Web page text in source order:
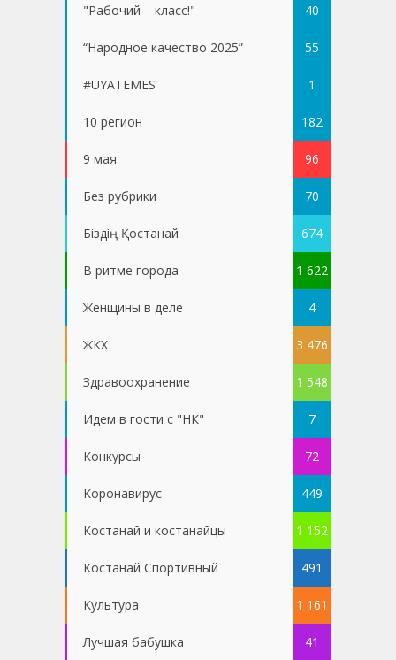
"Рабочий – класс!" 40
“Народное качество 2025” 55
#UYATEMES 1
10 регион 182
9 мая 96
Без рубрики 70
Біздің Қостанай 674
В ритме города 1 622
Женщины в деле 4
ЖКХ 3 476
Здравоохранение 1 548
Идем в гости с "НК" 7
Конкурсы 72
Коронавирус 449
Костанай и костанайцы 1 152
Костанай Спортивный 491
Культура 1 161
Лучшая бабушка 41